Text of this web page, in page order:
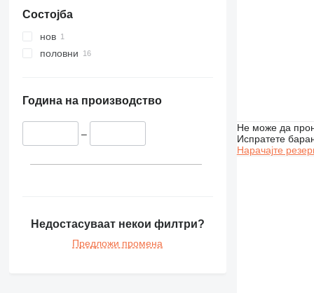
Состојба
нов
половни
Година на производство
–
Недостасуваат некои филтри?
Предложи промена
Не може да
Испратете
Нарачајте